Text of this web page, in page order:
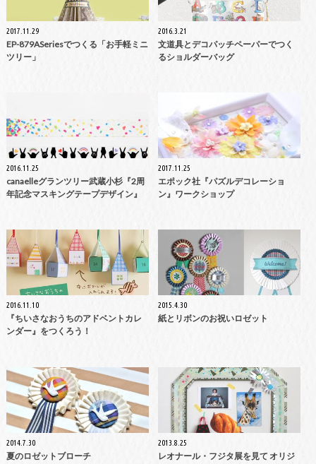
2017.11.29
EP-879ASeriesでつくる「お手軽ミニ
ツリー」
2016.3.21
文道具とデコパッチペーパーでつく
るショルダーバッグ
2016.11.25
canaelleグランツリー武蔵小杉『2周
年記念マスキングテープデザイン』
2017.11.25
エポック社『パズルデコレーショ
ン』ワークショップ
2016.11.10
『ちいさなおうちのアドベントカレ
ンダー』をつくろう！
2015.4.30
紙とリボンのお祝いロゼット
2014.7.30
夏のロゼットブローチ
2013.8.25
レオナール・フジタ展を見て オリジ